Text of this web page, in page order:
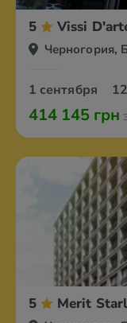
5 Vissi
Черногория,
1 сентября
414 145 грн
5 Merit